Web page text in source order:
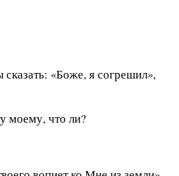
«Боже, я согрешил»,
моему, что ли?